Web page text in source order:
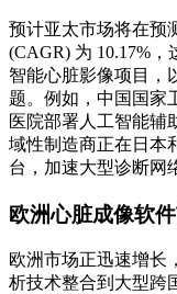
预计亚太市场将在预
(CAGR) 为 10.17%
智能心脏影像项目，
题。例如，中国国家
医院部署人工智能辅
域性制造商正在日本
台，加速大型诊断网
欧洲心脏成像软
欧洲市场正迅速增长
析技术整合到大型跨